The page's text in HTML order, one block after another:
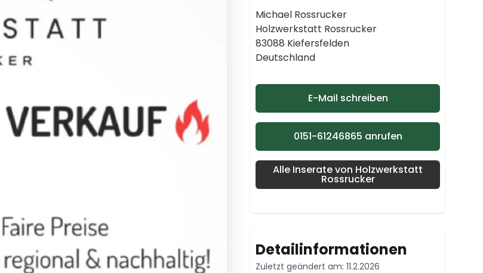
Michael Rossrucker
Holzwerkstatt Rossrucker
83088 Kiefersfelden
Deutschland
E-Mail schreiben
0151-61246865 anrufen
Alle Inserate von Holzwerkstatt
Rossrucker
Detailinformationen
Zuletzt geändert am: 11.2.2026